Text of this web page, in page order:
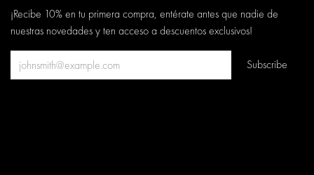
¡Recibe 10% en tu primera compra, entérate antes que nadie de
nuestras novedades y ten acceso a descuentos exclusivos!
Subscribe